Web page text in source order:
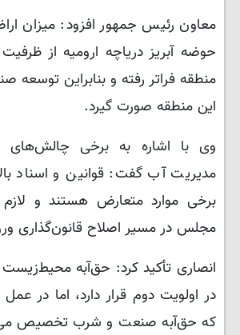
معاون رئیس جمهور افزود: میزان
حوضه آبریز دریاچه ارومیه از
منطقه فراتر رفته و بنابراین توسعه
این منطقه صورت گیرد.
وی با اشاره به برخی چالش‌های
مدیریت آب گفت: قوانین و اسناد
برخی موارد متعارض هستند و
مجلس در مسیر اصلاح قانون‌گذاری
انصاری تأکید کرد: حق‌آبه
در اولویت دوم قرار دارد، اما در
که حق‌آبه صنعت و شرب تخصیص